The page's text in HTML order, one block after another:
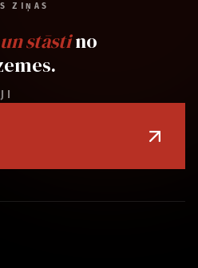
ZIŅAS
stāstino